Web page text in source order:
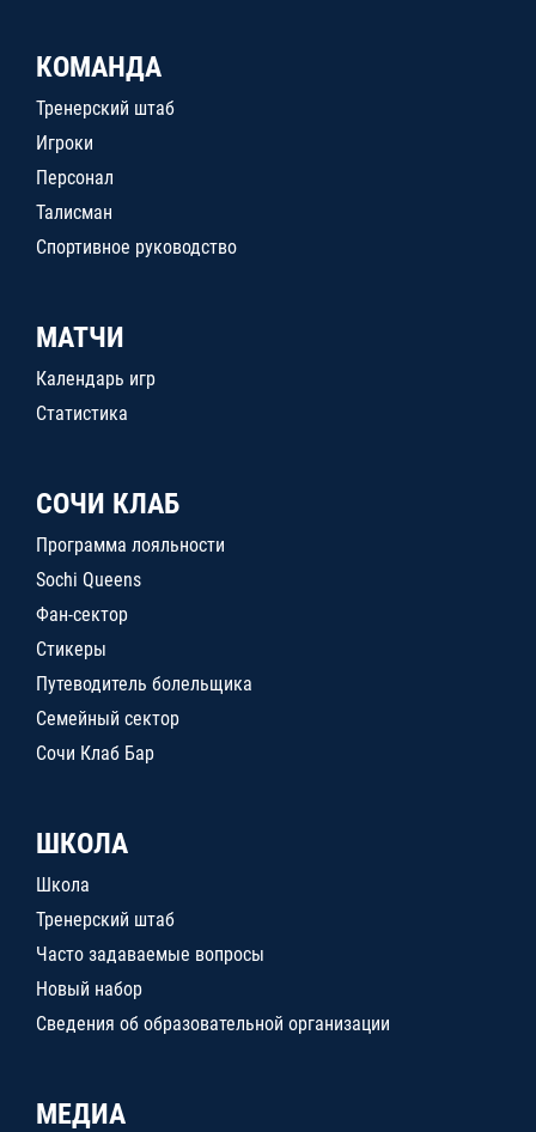
КОМАНДА
Тренерский штаб
Игроки
Персонал
Талисман
Спортивное руководство
МАТЧИ
Календарь игр
Статистика
СОЧИ КЛАБ
Программа лояльности
Sochi Queens
Фан-сектор
Стикеры
Путеводитель болельщика
Семейный сектор
Сочи Клаб Бар
ШКОЛА
Школа
Тренерский штаб
Часто задаваемые вопросы
Новый набор
Сведения об образовательной организации
МЕДИА